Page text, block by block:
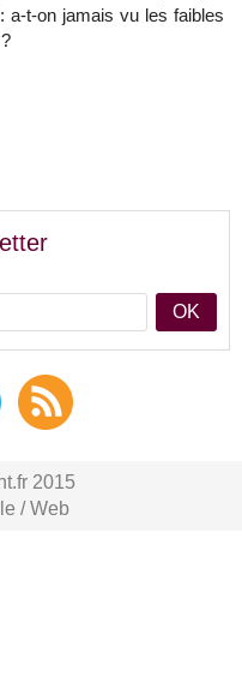
a-t-on jamais vu les faibles
OK
2015
/Web